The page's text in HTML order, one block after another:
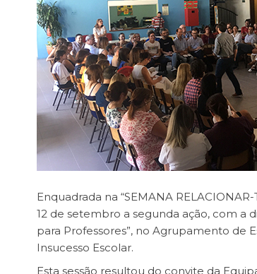
Enquadrada na “SEMANA
12 de setembro a segunda ação, com a
para Professores”, no Agrupamento de
Insucesso Escolar.
Esta sessão resultou do convite da